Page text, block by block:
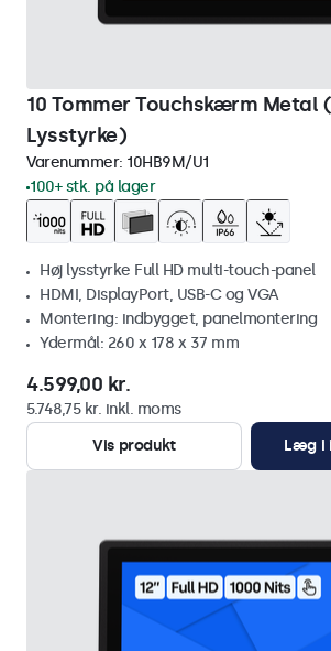
10 Tommer Touchskærm Metal
Lysstyrke)
Varenummer: 10HB9M/U1
100+ stk. på lager
Høj lysstyrke Full HD multi-touch-panel
HDMI, DisplayPort, USB-C og VGA
Montering: indbygget, panelmontering
Ydermål: 260 x 178 x 37 mm
4.599,00 kr.
5.748,75 kr. inkl. moms
Vis produkt
Læg i